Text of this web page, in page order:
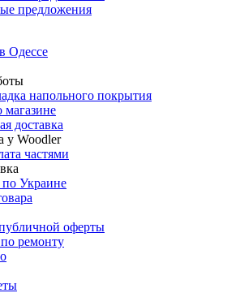
предложения
Одессе
напольного покрытия
доставка
у Woodler
частями
по Украине
оферты
ремонту